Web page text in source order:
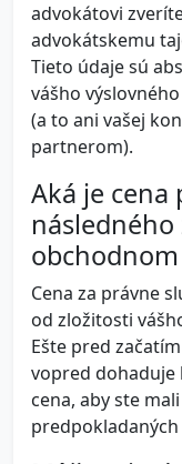
advokátovi
advokátskemu
Tieto údaje sú
vášho
(a to ani vašej
partnerom).
Aká je cena
Cena za právne
od zložitosti
Ešte pred
vopred dohaduje
cena, aby ste